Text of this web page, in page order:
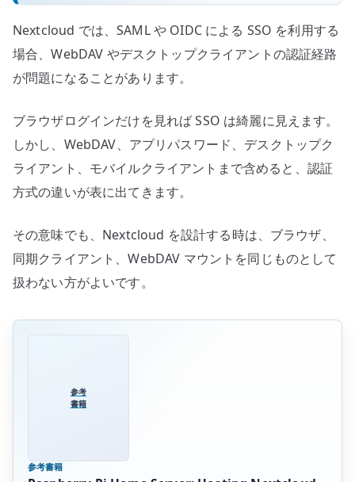
Nextcloud では、SAML や OIDC による SSO を利用する
場合、WebDAV やデスクトップクライアントの認証経路
が問題になることがあります。
ブラウザログインだけを見れば SSO は綺麗に見えます。
しかし、WebDAV、アプリパスワード、デスクトップク
ライアント、モバイルクライアントまで含めると、認証
方式の違いが表に出てきます。
その意味でも、Nextcloud を設計する時は、ブラウザ、
同期クライアント、WebDAV マウントを同じものとして
扱わない方がよいです。
参考
書籍
参考書籍